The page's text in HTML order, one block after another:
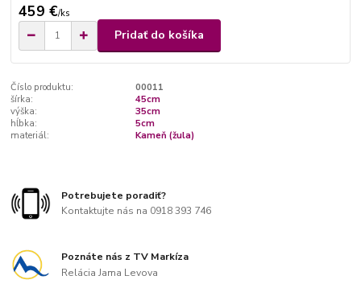
459 €/ks
Pridať do košíka
Číslo produktu:
00011
šírka:
45cm
výška:
35cm
hĺbka:
5cm
materiál:
Kameň (žula)
Potrebujete poradiť?
Kontaktujte nás na 0918 393 746
Poznáte nás z TV Markíza
Relácia Jama Levova